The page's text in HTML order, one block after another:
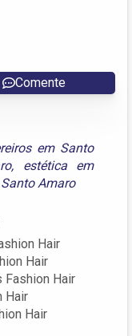
Comente
em Santo
, estética em
Amaro
Hair
Hair
Fashion Hair
Hair
Hair